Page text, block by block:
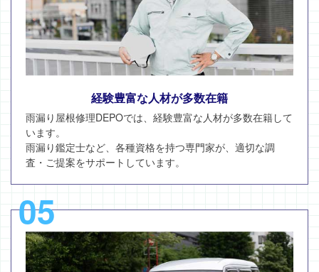
経験豊富な人材が多数在籍
雨漏り屋根修理DEPOでは、経験豊富な人材が多数在籍して
います。
雨漏り鑑定士など、各種資格を持つ専門家が、適切な調
査・ご提案をサポートしています。
05